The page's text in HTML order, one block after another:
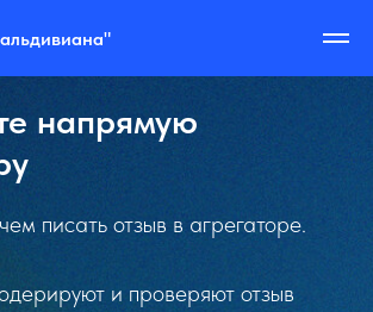
напрямую
писать отзыв в агрегаторе.
и проверяют отзыв